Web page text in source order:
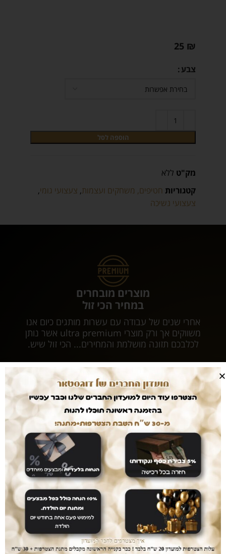
25 ₪
צבע
הוספה לסל
מק"ט ללא
קטגוריות חטיפים, משחקים ועצמות, צעצועי גומי,
צעצועי נשיכה
מוצרים מובחרים
במחיר הכי זול
אחרי שנים של עבודה עם עשרות מותגים כיום אנו
משווקים אך ורק מוצרי ultra premium אשר נותן
לכלבכם תזונה מושלמת והמחירים... הכי זול שיש.
עושים לכם חיים קלים
המשלוחים עלינו
עם dogstar אין צורך לצאת מהבית. המשלוח יגיע
אליכם עד הבית ללא עלות נוספת.
דואגים לבטחון שלכם
רכישה בטוחה
ממשק הזמנות מאובטח ונגיש אשר יחסוך לכם זמן יקר
בהזמנת המוצרים.